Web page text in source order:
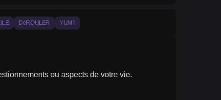
DéROULER YUMI"
ou aspects de votre vie.